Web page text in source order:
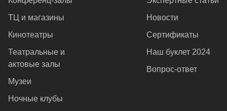
ТЦ и магазины
Кинотеатры
Театральные и
актовые залы
Музеи
Ночные клубы
Новости
Сертификаты
Наш буклет 2024
Вопрос-ответ